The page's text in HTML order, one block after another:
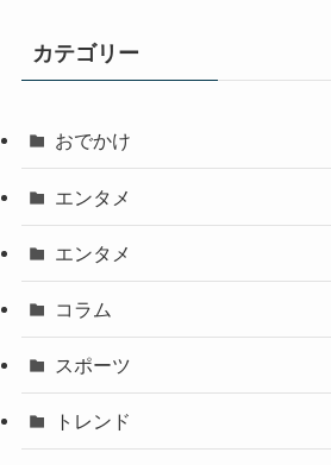
カテゴリー
おでかけ
エンタメ
エンタメ
コラム
スポーツ
トレンド